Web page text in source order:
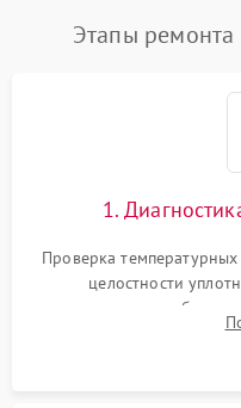
Этапы ремонта
1.
Проверка
целостности
сопротивления
считывание кодов